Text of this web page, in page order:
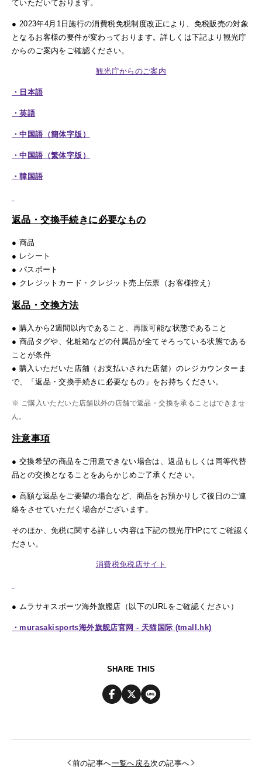
ていただいております。
● 2023年4月1日施行の消費税免税制度改正により、免税販売の対象
となるお客様の要件が変わっております。詳しくは下記より観光庁
からのご案内をご確認ください。
観光庁からのご案内
・日本語
・英語
・中国語（簡体字版）
・中国語（繁体字版）
・韓国語
返品・交換手続きに必要なもの
● 商品
● レシート
● パスポート
● クレジットカード・クレジット売上伝票（お客様控え）
返品・交換方法
● 購入から2週間以内であること、再販可能な状態であること
● 商品タグや、化粧箱などの付属品が全てそろっている状態である
ことが条件
● 購入いただいた店舗（お支払いされた店舗）のレジカウンターま
で、「返品・交換手続きに必要なもの」をお持ちください。
※ ご購入いただいた店舗以外の店舗で返品・交換を承ることはできませ
ん。
注意事項
● 交換希望の商品をご用意できない場合は、返品もしくは同等代替
品との交換となることをあらかじめご了承ください。
● 高額な返品をご要望の場合など、商品をお預かりして後日のご連
絡をさせていただく場合がございます。
そのほか、免税に関する詳しい内容は下記の観光庁HPにてご確認く
ださい。
消費税免税店サイト
● ムラサキスポーツ海外旗艦店（以下のURLをご確認ください）
・murasakisports海外旗舰店官网 - 天猫国际 (tmall.hk)
SHARE THIS
前の記事へ一覧へ戻る次の記事へ